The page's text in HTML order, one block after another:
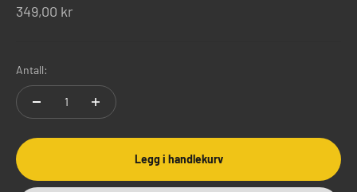
Salgspris
349,00 kr
Antall:
Legg i handlekurv